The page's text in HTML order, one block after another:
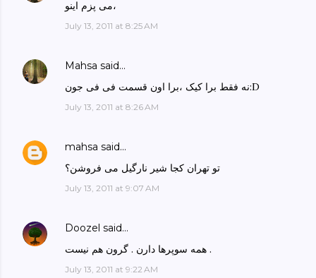
می پزم اینو،
July 13, 2011 at 8:25 AM
Mahsa said…
نه فقط برا کیک ،برا اون قسمت فی فی جون:D
July 13, 2011 at 8:26 AM
mahsa said…
تو تهران کجا شیر نارگیل می فروشن؟
July 13, 2011 at 9:07 AM
Doozel said…
همه سوپرها دارن . گرون هم نیست .
July 13, 2011 at 9:22 AM